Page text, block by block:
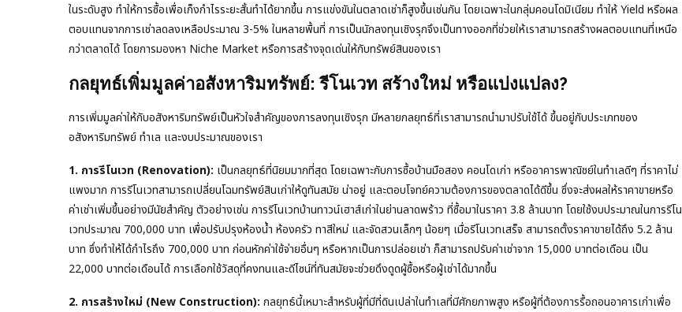
ในระดับสูง ทำให้การซื้อเพื่อเก็งกำไรระยะสั้นทำได้ยากขึ้น การแข่งขันในตลาดเช่าก็สูงขึ้นเช่นกัน โดยเฉพาะในกลุ่มคอนโดมิเนียม ทำให้ Yield หรือผล
ตอบแทนจากการเช่าลดลงเหลือประมาณ 3-5% ในหลายพื้นที่ การเป็นนักลงทุนเชิงรุกจึงเป็นทางออกที่ช่วยให้เราสามารถสร้างผลตอบแทนที่เหนือ
กว่าตลาดได้ โดยการมองหา Niche Market หรือการสร้างจุดเด่นให้กับทรัพย์สินของเรา
กลยุทธ์เพิ่มมูลค่าอสังหาริมทรัพย์: รีโนเวท สร้างใหม่ หรือแบ่งแปลง?
การเพิ่มมูลค่าให้กับอสังหาริมทรัพย์เป็นหัวใจสำคัญของการลงทุนเชิงรุก มีหลายกลยุทธ์ที่เราสามารถนำมาปรับใช้ได้ ขึ้นอยู่กับประเภทของ
อสังหาริมทรัพย์ ทำเล และงบประมาณของเรา
1. การรีโนเวท (Renovation): เป็นกลยุทธ์ที่นิยมมากที่สุด โดยเฉพาะกับการซื้อบ้านมือสอง คอนโดเก่า หรืออาคารพาณิชย์ในทำเลดีๆ ที่ราคาไม่
แพงมาก การรีโนเวทสามารถเปลี่ยนโฉมทรัพย์สินเก่าให้ดูทันสมัย น่าอยู่ และตอบโจทย์ความต้องการของตลาดได้ดีขึ้น ซึ่งจะส่งผลให้ราคาขายหรือ
ค่าเช่าเพิ่มขึ้นอย่างมีนัยสำคัญ ตัวอย่างเช่น การรีโนเวทบ้านทาวน์เฮาส์เก่าในย่านลาดพร้าว ที่ซื้อมาในราคา 3.8 ล้านบาท โดยใช้งบประมาณในการรีโน
เวทประมาณ 700,000 บาท เพื่อปรับปรุงห้องน้ำ ห้องครัว ทาสีใหม่ และจัดสวนเล็กๆ น้อยๆ เมื่อรีโนเวทเสร็จ สามารถตั้งราคาขายได้ถึง 5.2 ล้าน
บาท ซึ่งทำให้ได้กำไรถึง 700,000 บาท ก่อนหักค่าใช้จ่ายอื่นๆ หรือหากเป็นการปล่อยเช่า ก็สามารถปรับค่าเช่าจาก 15,000 บาทต่อเดือน เป็น
22,000 บาทต่อเดือนได้ การเลือกใช้วัสดุที่คงทนและดีไซน์ที่ทันสมัยจะช่วยดึงดูดผู้ซื้อหรือผู้เช่าได้มากขึ้น
2. การสร้างใหม่ (New Construction): กลยุทธ์นี้เหมาะสำหรับผู้ที่มีที่ดินเปล่าในทำเลที่มีศักยภาพสูง หรือผู้ที่ต้องการรื้อถอนอาคารเก่าเพื่อ